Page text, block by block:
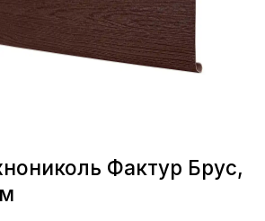
Фактур Брус,